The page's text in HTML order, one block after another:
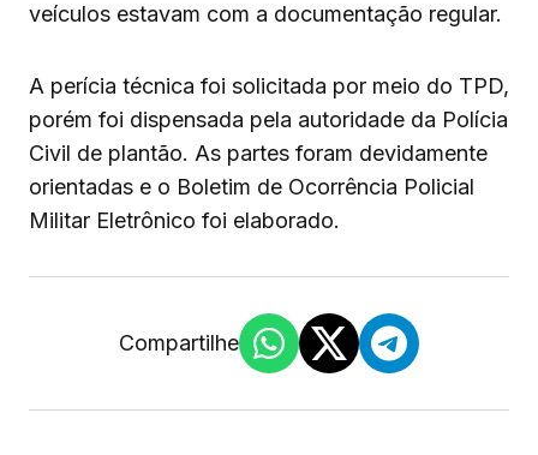
veículos estavam com a documentação regular.
A perícia técnica foi solicitada por meio do TPD,
porém foi dispensada pela autoridade da Polícia
Civil de plantão. As partes foram devidamente
orientadas e o Boletim de Ocorrência Policial
Militar Eletrônico foi elaborado.
Compartilhe